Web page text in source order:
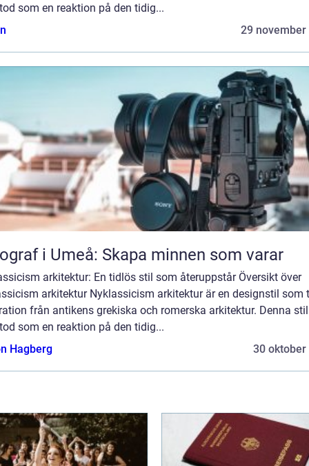
som en reaktion på den tidig...
29 november
i Umeå: Skapa minnen som varar
arkitektur: En tidlös stil som återuppstår Översikt över
arkitektur Nyklassicism arkitektur är en designstil som
från antikens grekiska och romerska arkitektur. Denna stil
som en reaktion på den tidig...
Hagberg
30 oktober